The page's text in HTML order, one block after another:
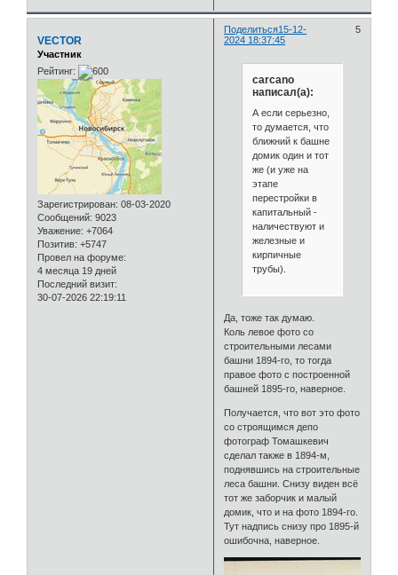
Поделиться 5
15-12-
2024 18:37:45
VECTOR
Участник
Рейтинг:
Зарегистрирован: 08-03-2020
Сообщений: 9023
Уважение: +7064
Позитив: +5747
Провел на форуме:
4 месяца 19 дней
Последний визит:
30-07-2026 22:19:11
carcano
написал(а):
А если серьезно,
то думается, что
ближний к башне
домик один и тот
же (и уже на
этапе
перестройки в
капитальный -
наличествуют и
железные и
кирпичные
трубы).
Да, тоже так думаю.
Коль левое фото со
строительными лесами
башни 1894-го, то тогда
правое фото с построенной
башней 1895-го, наверное.
Получается, что вот это фото
со строящимся депо
фотограф Томашкевич
сделал также в 1894-м,
поднявшись на строительные
леса башни. Снизу виден всё
тот же заборчик и малый
домик, что и на фото 1894-го.
Тут надпись снизу про 1895-й
ошибочна, наверное.